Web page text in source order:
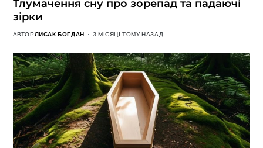
Тлумачення сну про зорепад та падаючі
зірки
АВТОРЛИСАК БОГДАН 3 МІСЯЦІ ТОМУ НАЗАД